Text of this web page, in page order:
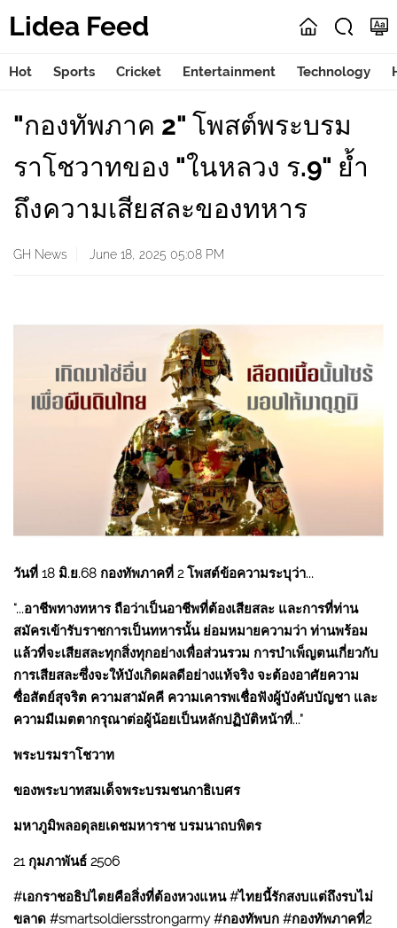
Lidea Feed
Hot Sports Cricket Entertainment Technology
"กองทัพภาค 2" โพสต์พระบรม
ราโชวาทของ "ในหลวง ร.9" ย้ำ
ถึงความเสียสละของทหาร
GH News June 18, 2025 05:08 PM
วันที่ 18 มิ.ย.68 กองทัพภาคที่ 2 โพสต์ข้อความระบุว่า...
“...อาชีพทางทหาร ถือว่าเป็นอาชีพที่ต้องเสียสละ และการที่ท่าน
สมัครเข้ารับราชการเป็นทหารนั้น ย่อมหมายความว่า ท่านพร้อม
แล้วที่จะเสียสละทุกสิ่งทุกอย่างเพื่อส่วนรวม การบำเพ็ญตนเกี่ยวกับ
การเสียสละซึ่งจะให้บังเกิดผลดีอย่างแท้จริง จะต้องอาศัยความ
ซื่อสัตย์สุจริต ความสามัคคี ความเคารพเชื่อฟังผู้บังคับบัญชา และ
ความมีเมตตากรุณาต่อผู้น้อยเป็นหลักปฏิบัติหน้าที่...”
พระบรมราโชวาท
ของพระบาทสมเด็จพระบรมชนกาธิเบศร
มหาภูมิพลอดุลยเดชมหาราช บรมนาถบพิตร
21 กุมภาพันธ์ 2506
#เอกราชอธิปไตยคือสิ่งที่ต้องหวงแหน #ไทยนี้รักสงบแต่ถึงรบไม่
ขลาด #smartsoldiersstrongarmy #กองทัพบก #กองทัพภาคที่2